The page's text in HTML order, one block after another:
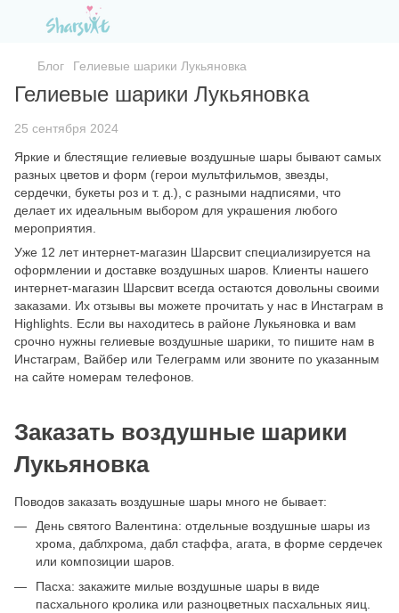
Блог Гелиевые шарики Лукьяновка
Гелиевые шарики Лукьяновка
25 сентября 2024
Яркие и блестящие гелиевые воздушные шары бывают самых
разных цветов и форм (герои мультфильмов, звезды,
сердечки, букеты роз и т. д.), с разными надписями, что
делает их идеальным выбором для украшения любого
мероприятия.
Уже 12 лет интернет-магазин Шарсвит специализируется на
оформлении и доставке воздушных шаров. Клиенты нашего
интернет-магазин Шарсвит всегда остаются довольны своими
заказами. Их отзывы вы можете прочитать у нас в Инстаграм в
Highlights. Если вы находитесь в районе Лукьяновка и вам
срочно нужны гелиевые воздушные шарики, то пишите нам в
Инстаграм, Вайбер или Телеграмм или звоните по указанным
на сайте номерам телефонов.
Заказать воздушные шарики
Лукьяновка
Поводов заказать воздушные шары много не бывает:
День святого Валентина: отдельные воздушные шары из
хрома, даблхрома, дабл стаффа, агата, в форме сердечек
или композиции шаров.
Пасха: закажите милые воздушные шары в виде
пасхального кролика или разноцветных пасхальных яиц.